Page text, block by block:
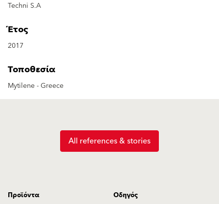
Techni S.A
Έτος
2017
Τοποθεσία
Mytilene - Greece
All references & stories
Προϊόντα
Οδηγός